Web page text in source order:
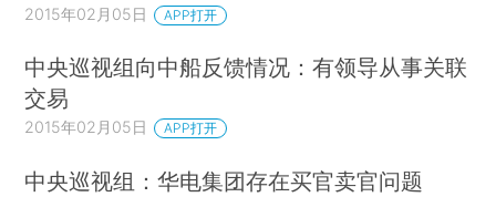
2015年02月05日 APP打开
中央巡视组向中船反馈情况：有领导从事关联
交易
2015年02月05日 APP打开
中央巡视组：华电集团存在买官卖官问题